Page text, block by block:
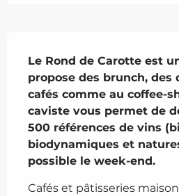
Le Rond de Carotte est
propose des brunch, des
cafés comme au coffee-
caviste vous permet de
500 références de vins
biodynamiques et
possible le week-end.
Cafés et pâtisseries